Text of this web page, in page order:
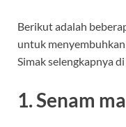
Berikut adalah
untuk menyembuhkan
Simak selengkapnya
1. Senam